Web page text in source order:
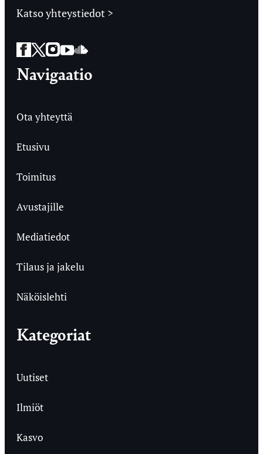
Katso yhteystiedot >
Facebook
Twitter
Instagram
YouTube
SoundCloud
Navigaatio
Ota yhteyttä
Etusivu
Toimitus
Avustajille
Mediatiedot
Tilaus ja jakelu
Näköislehti
Kategoriat
Uutiset
Ilmiöt
Kasvo